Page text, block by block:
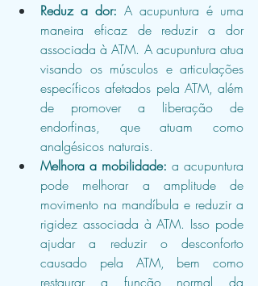
Reduz a dor: A acupuntura é uma
maneira eficaz de reduzir a dor
associada à ATM. A acupuntura atua
visando os músculos e articulações
específicos afetados pela ATM, além
de promover a liberação de
endorfinas, que atuam como
analgésicos naturais.
Melhora a mobilidade: a acupuntura
pode melhorar a amplitude de
movimento na mandíbula e reduzir a
rigidez associada à ATM. Isso pode
ajudar a reduzir o desconforto
causado pela ATM, bem como
restaurar a função normal da